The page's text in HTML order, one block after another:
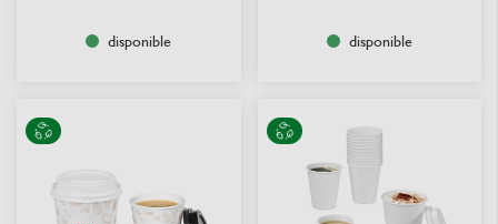
disponible disponible